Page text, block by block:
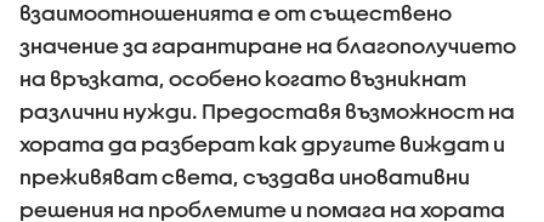
взаимоотношенията е от съществено
значение за гарантиране на благополучието
на връзката, особено когато възникнат
различни нужди. Предоставя възможност на
хората да разберат как другите виждат и
преживяват света, създава иновативни
решения на проблемите и помага на хората